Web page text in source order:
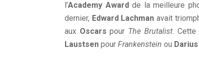
l’Academy Award de la meilleure
dernier, Edward Lachman avait
aux Oscars pour The Brutalist. Cette
Laustsen pour Frankenstein ou